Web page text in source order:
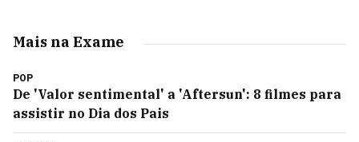
Mais na Exame
POP
De 'Valor sentimental' a 'Aftersun': 8 filmes para
assistir no Dia dos Pais